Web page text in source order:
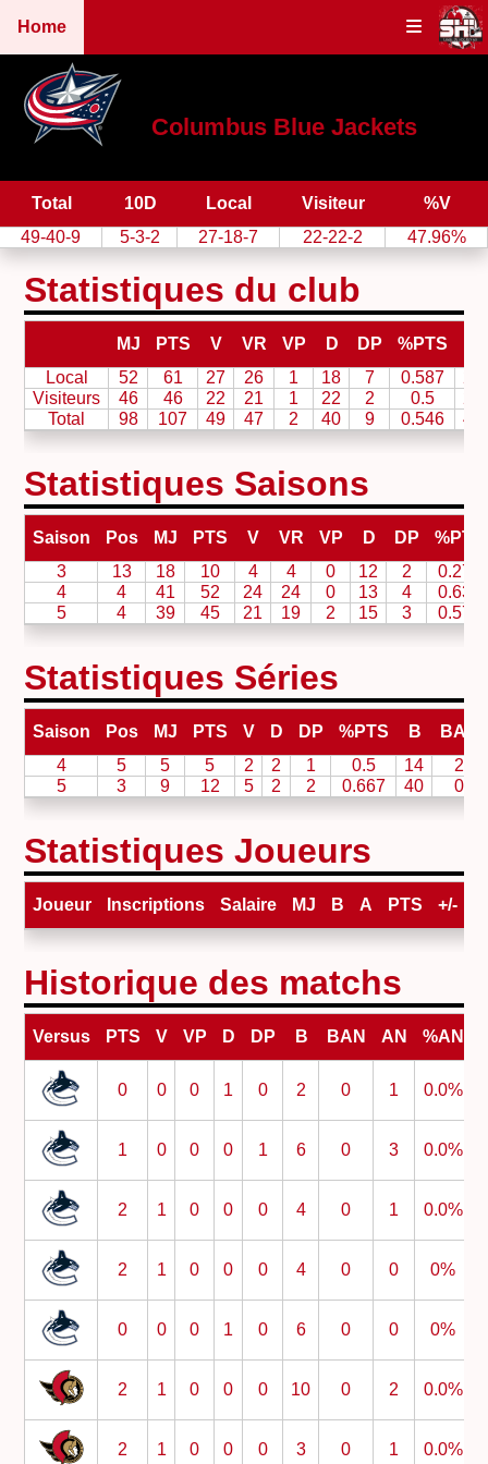
Home
Columbus Blue Jackets
Total 10D Local Visiteur
%V
49-40-9
5-3-2 27-18-7 22-22-2 47.96%
Statistiques du club
MJ PTS V VR VP D DP %PTS
Local
52 61 27 26 1 18 7 0.587
Visiteurs
46 46 22 21 1 22 2 0.5
Total
98 107 49 47 2 40 9 0.546
Statistiques Saisons
Saison Pos MJ PTS V VR VP D DP
%PTS
3
13 18 10 4 4 0 12 2
0.278
4
4 41 52 24 24 0 13 4
0.634
5
4 39 45 21 19 2 15 3 0.577
Statistiques Séries
Saison Pos MJ PTS V D DP %PTS B
BAN
4
5 5 5 2 2 1 0.5 14
2
5
3 9 12 5 2 2 0.667 40 0
Statistiques Joueurs
Joueur Inscriptions Salaire MJ B A PTS +/-
Historique des matchs
Versus PTS V VP D DP B BAN AN %AN
0 0 0 1 0 2 0 1 0.0%
1 0 0 0 1 6 0 3 0.0%
2 1 0 0 0 4 0 1 0.0%
2 1 0 0 0 4 0 0 0%
0 0 0 1 0 6 0 0 0%
2 1 0 0 0 10 0 2 0.0%
2 1 0 0 0 3 0 1 0.0%